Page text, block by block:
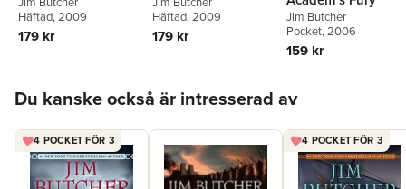
Häftad, 2009
179 kr
Häftad, 2009
179 kr
Jim Butcher
Pocket, 2006
159 kr
Du kanske också är intresserad av
4 POCKET FÖR 3 4 POCKET FÖR 3